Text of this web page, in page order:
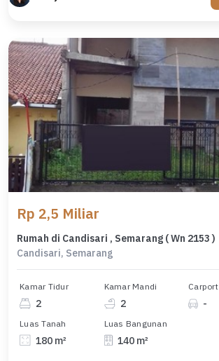
Rp 2,5 Miliar
Rumah di Candisari , Semarang ( Wn 2153 )
Candisari, Semarang
Kamar Tidur
2
Kamar Mandi
2
Carport
-
Luas Tanah
180 m²
Luas Bangunan
140 m²